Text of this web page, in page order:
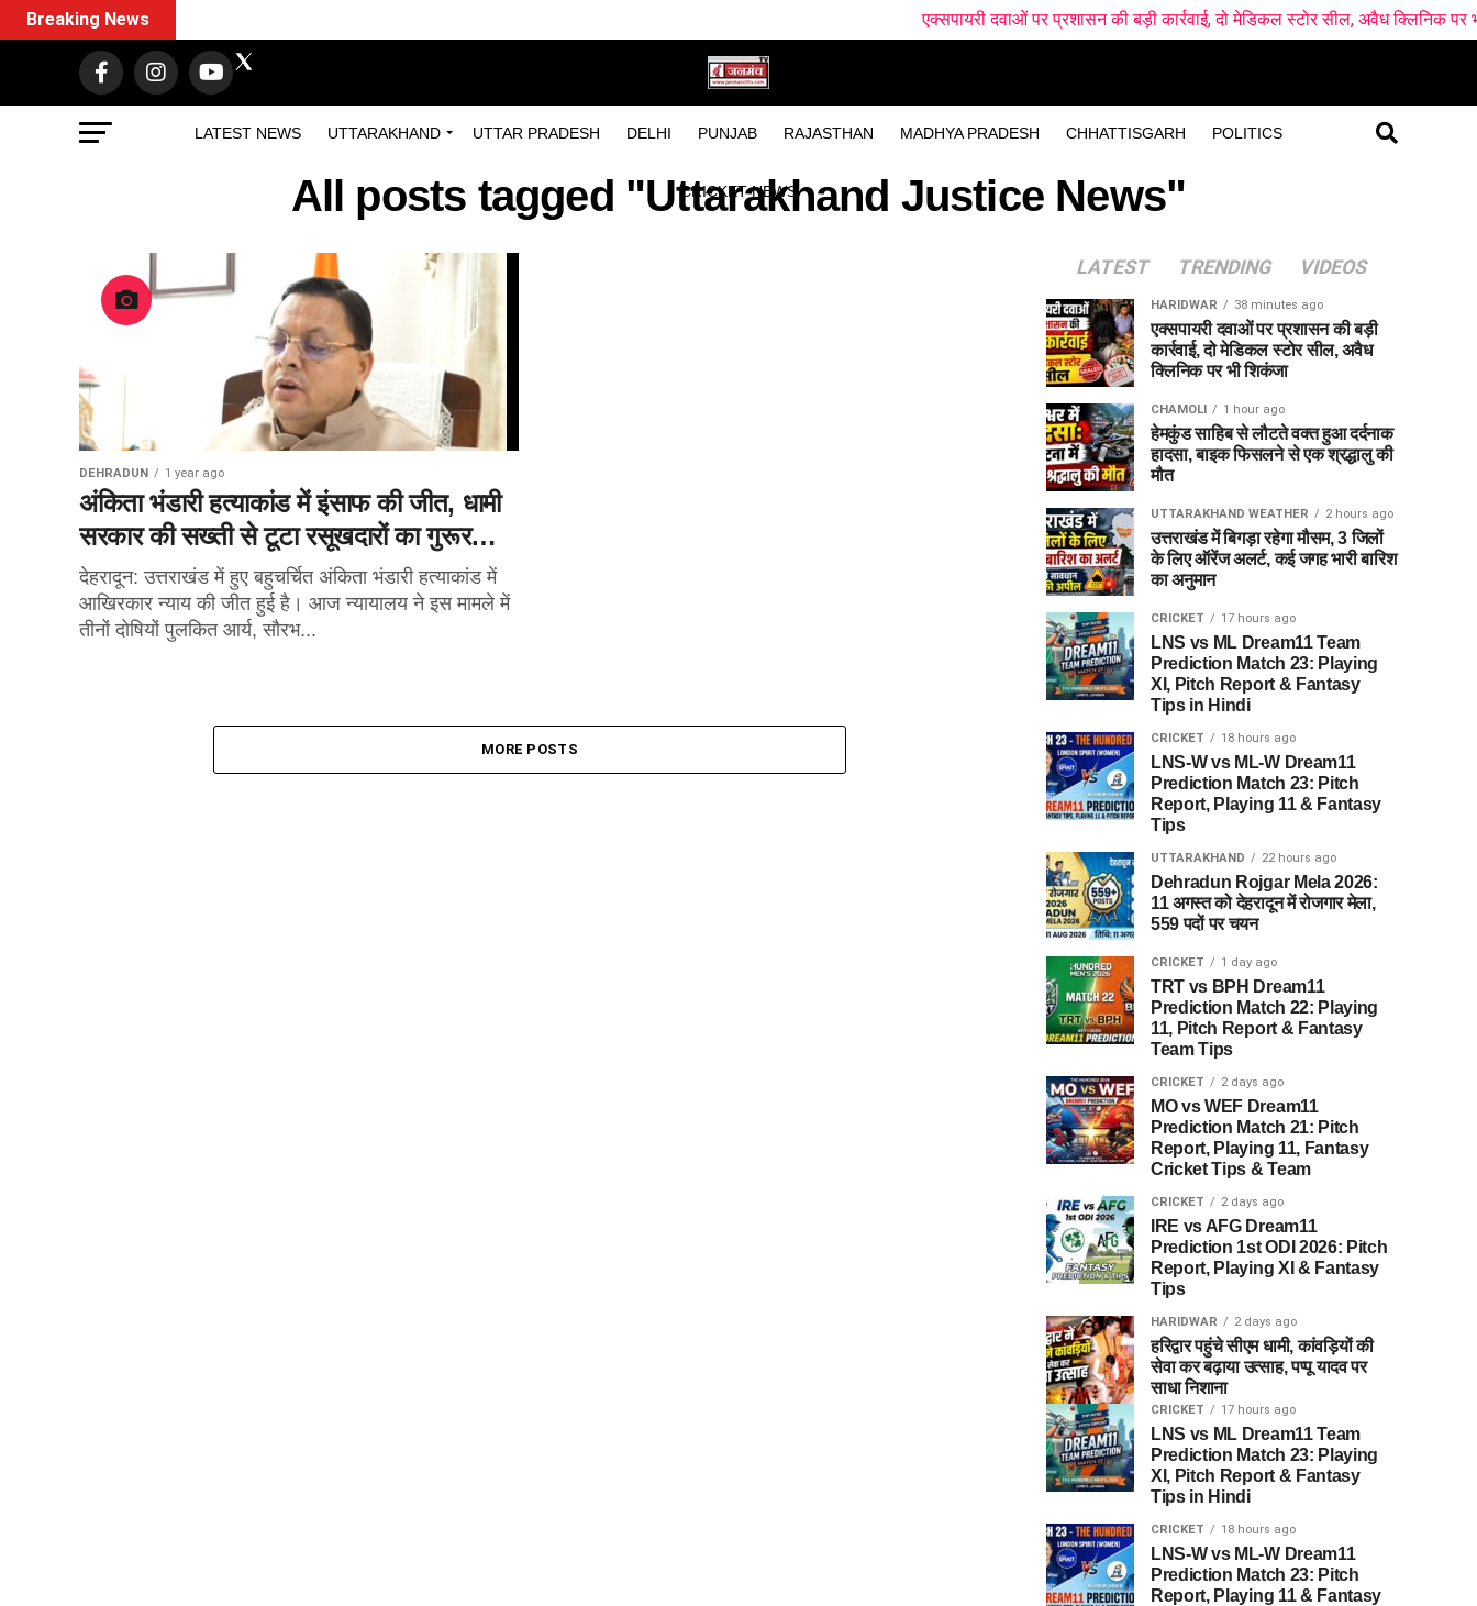
LATEST NEWS UTTARAKHAND UTTAR PRADESH DELHI PUNJAB RAJASTHAN MADHYA PRADESH CHHATTISGARH POLITICS
CRICKET NEWS
Breaking News एक्सपायरी दवाओं पर प्रशासन की बड़ी कार्रवाई, दो मेडिकल स्टोर सील, अवैध क्लिनिक पर भी शिकंजा
All posts tagged "Uttarakhand Justice News"
DEHRADUN 1 year ago
अंकिता भंडारी हत्याकांड में इंसाफ की जीत, धामी
सरकार की सख्ती से टूटा रसूखदारों का गुरूर…
देहरादून: उत्तराखंड में हुए बहुचर्चित अंकिता भंडारी हत्याकांड में
आखिरकार न्याय की जीत हुई है। आज न्यायालय ने इस मामले में
तीनों दोषियों पुलकित आर्य, सौरभ...
MORE POSTS
LATEST TRENDING VIDEOS
HARIDWAR 38 minutes ago
एक्सपायरी दवाओं पर प्रशासन की बड़ी
कार्रवाई, दो मेडिकल स्टोर सील, अवैध
क्लिनिक पर भी शिकंजा
CHAMOLI 1 hour ago
हेमकुंड साहिब से लौटते वक्त हुआ दर्दनाक
हादसा, बाइक फिसलने से एक श्रद्धालु की
मौत
UTTARAKHAND WEATHER 2 hours ago
उत्तराखंड में बिगड़ा रहेगा मौसम, 3 जिलों
के लिए ऑरेंज अलर्ट, कई जगह भारी बारिश
का अनुमान
CRICKET 17 hours ago
LNS vs ML Dream11 Team
Prediction Match 23: Playing
XI, Pitch Report & Fantasy
Tips in Hindi
CRICKET 18 hours ago
LNS-W vs ML-W Dream11
Prediction Match 23: Pitch
Report, Playing 11 & Fantasy
Tips
UTTARAKHAND 22 hours ago
Dehradun Rojgar Mela 2026:
11 अगस्त को देहरादून में रोजगार मेला,
559 पदों पर चयन
CRICKET 1 day ago
TRT vs BPH Dream11
Prediction Match 22: Playing
11, Pitch Report & Fantasy
Team Tips
CRICKET 2 days ago
MO vs WEF Dream11
Prediction Match 21: Pitch
Report, Playing 11, Fantasy
Cricket Tips & Team
CRICKET 2 days ago
IRE vs AFG Dream11
Prediction 1st ODI 2026: Pitch
Report, Playing XI & Fantasy
Tips
HARIDWAR 2 days ago
हरिद्वार पहुंचे सीएम धामी, कांवड़ियों की
सेवा कर बढ़ाया उत्साह, पप्पू यादव पर
साधा निशाना
CRICKET 17 hours ago
LNS vs ML Dream11 Team
Prediction Match 23: Playing
XI, Pitch Report & Fantasy
Tips in Hindi
CRICKET 18 hours ago
LNS-W vs ML-W Dream11
Prediction Match 23: Pitch
Report, Playing 11 & Fantasy